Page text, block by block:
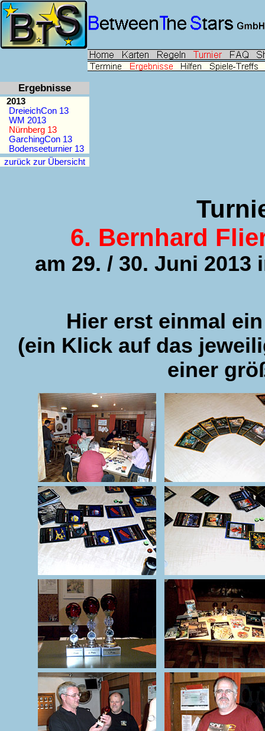
Ergebnisse
2013
DreieichCon 13
WM 2013
Nürnberg 13
GarchingCon 13
Bodenseeturnier 13
zurück zur Übersicht
6. Bernhard
am 29. / 30. Juni
Hier erst einmal
(ein Klick auf das
einer